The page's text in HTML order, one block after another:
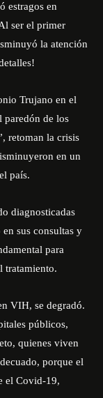
estragos en
ser el primer
la atención
Trujano en el
paredón de los
retoman la crisis
en un
país.
diagnosticadas
sus consultas y
para
tratamiento.
VIH, se degradó.
públicos,
quienes viven
porque el
el Covid-19,